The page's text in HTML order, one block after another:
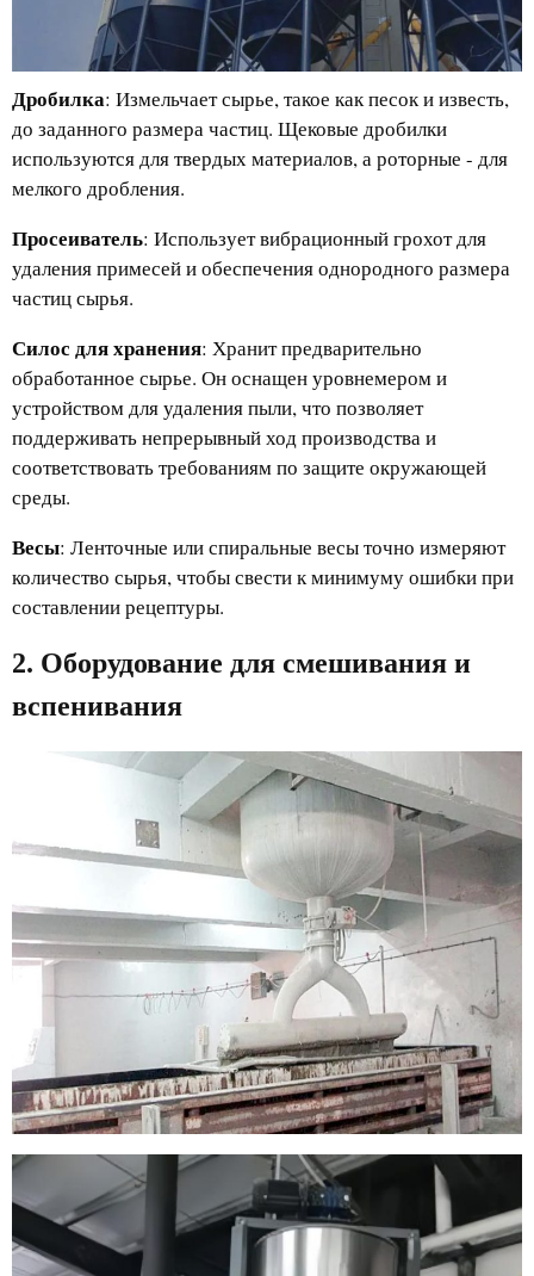
Дробилка: Измельчает сырье, такое как песок и известь,
до заданного размера частиц. Щековые дробилки
используются для твердых материалов, а роторные - для
мелкого дробления.
Просеиватель: Использует вибрационный грохот для
удаления примесей и обеспечения однородного размера
частиц сырья.
Силос для хранения: Хранит предварительно
обработанное сырье. Он оснащен уровнемером и
устройством для удаления пыли, что позволяет
поддерживать непрерывный ход производства и
соответствовать требованиям по защите окружающей
среды.
Весы: Ленточные или спиральные весы точно измеряют
количество сырья, чтобы свести к минимуму ошибки при
составлении рецептуры.
2. Оборудование для смешивания и
вспенивания